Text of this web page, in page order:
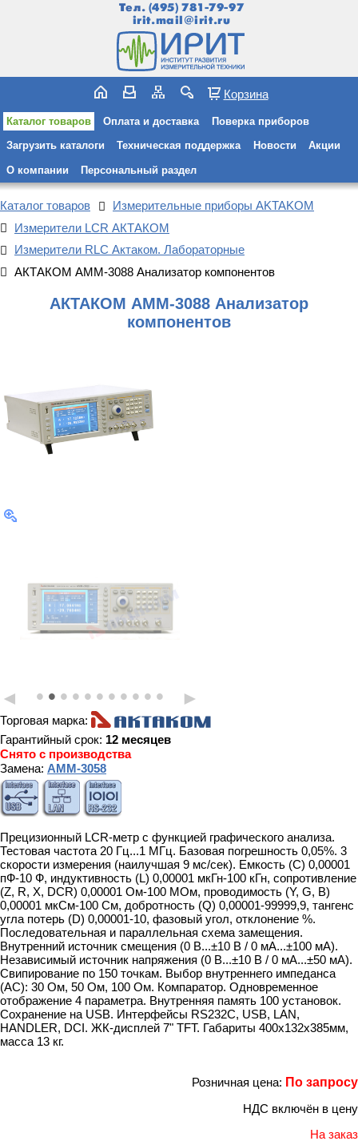
Тел. (495) 781-79-97
irit.mail@irit.ru
Корзина
Каталог товаров Оплата и доставка Поверка приборов
Загрузить каталоги Техническая поддержка Новости Акции
О компании Персональный раздел
Каталог товаров
Измерительные приборы AKTAKOM
Измерители LCR АКТАКОМ
Измерители RLC Актаком. Лабораторные
АКТАКОМ АММ-3088 Анализатор компонентов
АКТАКОМ АММ-3088 Анализатор
компонентов
• • • • • • • • • • •
◄ ►
Торговая марка:
Гарантийный срок: 12 месяцев
Снято с производства
Замена: АММ-3058
Прецизионный LCR-метр с функцией графического анализа.
Тестовая частота 20 Гц...1 МГц. Базовая погрешность 0,05%. 3
cкорости измерения (наилучшая 9 мс/сек). Емкость (C) 0,00001
пФ-10 Ф, индуктивность (L) 0,00001 мкГн-100 кГн, сопротивление
(Z, R, X, DCR) 0,00001 Ом-100 МОм, проводимость (Y, G, B)
0,00001 мкСм-100 См, добротность (Q) 0,00001-99999,9, тангенс
угла потерь (D) 0,00001-10, фазовый угол, отклонение %.
Последовательная и параллельная схема замещения.
Внутренний источник смещения (0 В...±10 В / 0 мА...±100 мА).
Независимый источник напряжения (0 В...±10 В / 0 мА...±50 мА).
Свипирование по 150 точкам. Выбор внутреннего импеданса
(AC): 30 Ом, 50 Ом, 100 Ом. Компаратор. Одновременное
отображение 4 параметра. Внутренняя память 100 установок.
Сохранение на USB. Интерфейсы RS232C, USB, LAN,
HANDLER, DCI. ЖК-дисплей 7" TFT. Габариты 400х132х385мм,
масса 13 кг.
Розничная цена: По запросу
НДС включён в цену
На заказ